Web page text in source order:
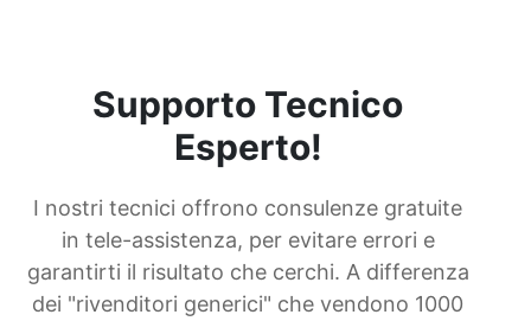
Supporto Tecnico
Esperto!
I nostri tecnici offrono consulenze gratuite
in tele-assistenza, per evitare errori e
garantirti il risultato che cerchi. A differenza
dei "rivenditori generici" che vendono 1000